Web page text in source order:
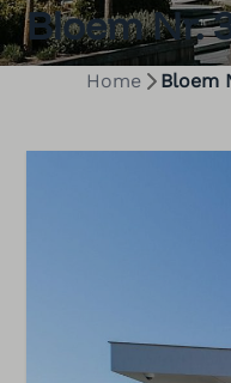
Bloem Nr.
Home Bloem